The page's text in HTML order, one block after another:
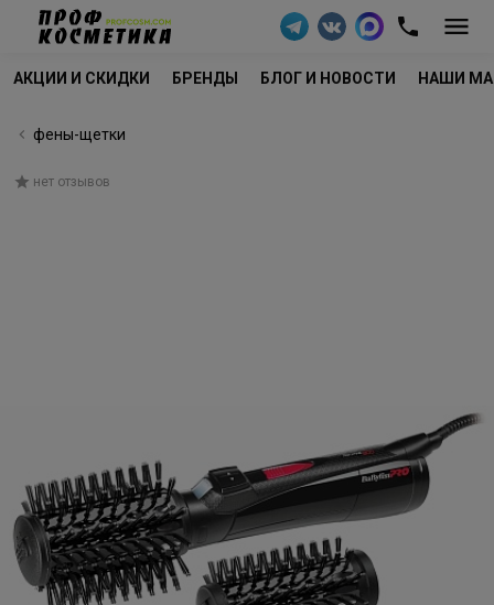
АКЦИИ И СКИДКИ БРЕНДЫ БЛОГ И НОВОСТИ НАШИ
фены-щетки
нет отзывов